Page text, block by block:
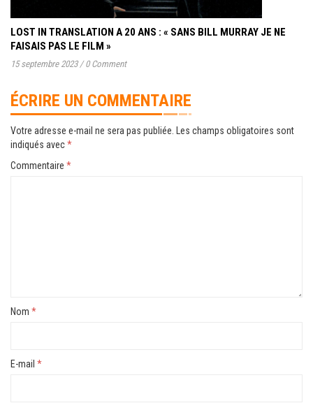
LOST IN TRANSLATION A 20 ANS : « SANS BILL MURRAY JE NE
FAISAIS PAS LE FILM »
15 septembre 2023 / 0 Comment
ÉCRIRE UN COMMENTAIRE
Votre adresse e-mail ne sera pas publiée.
Les champs obligatoires sont
indiqués avec*
Commentaire *
Nom *
E-mail *